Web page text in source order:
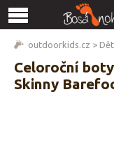
outdoorkids.cz >
Celoroční boty
Skinny